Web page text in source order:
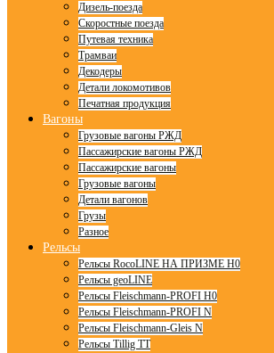
Дизель-поезда
Скоростные поезда
Путевая техника
Трамваи
Декодеры
Детали локомотивов
Печатная продукция
Вагоны
Грузовые вагоны РЖД
Пассажирские вагоны РЖД
Пассажирские вагоны
Грузовые вагоны
Детали вагонов
Грузы
Разное
Рельсы
Рельсы RocoLINE НА ПРИЗМЕ H0
Рельсы geoLINE
Рельсы Fleischmann-PROFI H0
Рельсы Fleischmann-PROFI N
Рельсы Fleischmann-Gleis N
Рельсы Tillig TT